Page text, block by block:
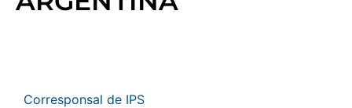
Corresponsal de IPS